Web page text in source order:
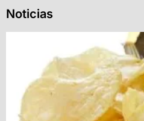
Noticias